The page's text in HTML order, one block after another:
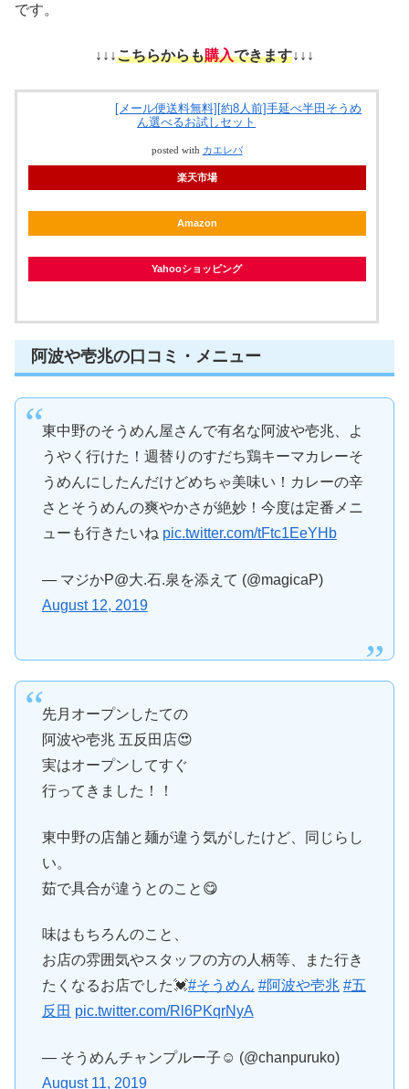
です。
↓↓↓こちらからも購入できます↓↓↓
[メール便送料無料][約8人前]手延べ半田そうめ
ん選べるお試しセット
posted with カエレバ
楽天市場
Amazon
Yahooショッピング
阿波や壱兆の口コミ・メニュー
東中野のそうめん屋さんで有名な阿波や壱兆、よ
うやく行けた！週替りのすだち鶏キーマカレーそ
うめんにしたんだけどめちゃ美味い！カレーの辛
さとそうめんの爽やかさが絶妙！今度は定番メニ
ューも行きたいね pic.twitter.com/tFtc1EeYHb
— マジかP@大.石.泉を添えて (@magicaP)
August 12, 2019
先月オープンしたての
阿波や壱兆 五反田店😍
実はオープンしてすぐ
行ってきました！！
東中野の店舗と麺が違う気がしたけど、同じらし
い。
茹で具合が違うとのこと😋
味はもちろんのこと、
お店の雰囲気やスタッフの方の人柄等、また行き
たくなるお店でした💓#そうめん #阿波や壱兆 #五
反田 pic.twitter.com/Rl6PKqrNyA
— そうめんチャンプルー子☺︎ (@chanpuruko)
August 11, 2019